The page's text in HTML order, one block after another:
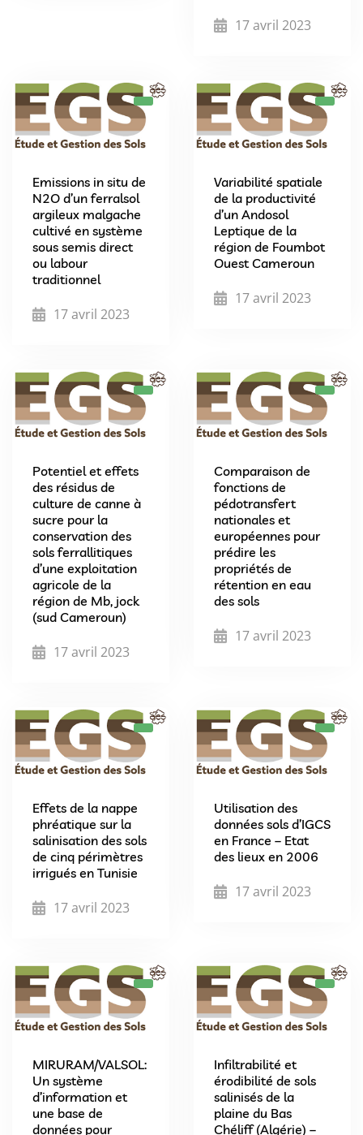
17 avril 2023
Emissions in situ de
N2O d’un ferralsol
argileux malgache
cultivé en système
sous semis direct
ou labour
traditionnel
17 avril 2023
Variabilité spatiale
de la productivité
d’un Andosol
Leptique de la
région de Foumbot
Ouest Cameroun
17 avril 2023
Potentiel et effets
des résidus de
culture de canne à
sucre pour la
conservation des
sols ferrallitiques
d’une exploitation
agricole de la
région de Mb, jock
(sud Cameroun)
17 avril 2023
Comparaison de
fonctions de
pédotransfert
nationales et
européennes pour
prédire les
propriétés de
rétention en eau
des sols
17 avril 2023
Effets de la nappe
phréatique sur la
salinisation des sols
de cinq périmètres
irrigués en Tunisie
17 avril 2023
Utilisation des
données sols d’IGCS
en France – Etat
des lieux en 2006
17 avril 2023
MIRURAM/VALSOL:
Un système
d’information et
une base de
données pour
Infiltrabilité et
érodibilité de sols
salinisés de la
plaine du Bas
Chéliff (Algérie) –